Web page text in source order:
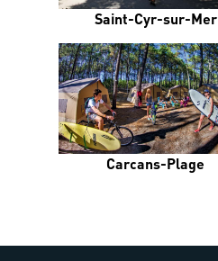
Saint-Cyr-sur-Mer
Carcans-Plage